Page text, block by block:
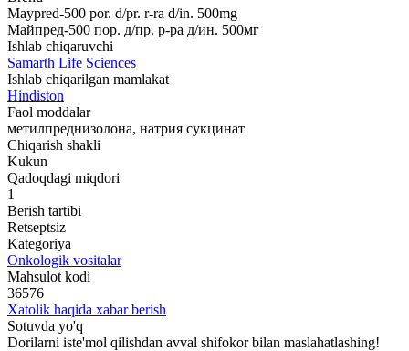
Maypred-500 por. d/pr. r-ra d/in. 500mg
Майпред-500 пор. д/пр. р-ра д/ин. 500мг
Ishlab chiqaruvchi
Samarth Life Sciences
Ishlab chiqarilgan mamlakat
Hindiston
Faol moddalar
метилпреднизолона, натрия сукцинат
Chiqarish shakli
Kukun
Qadoqdagi miqdori
1
Berish tartibi
Retseptsiz
Kategoriya
Onkologik vositalar
Mahsulot kodi
36576
Xatolik haqida xabar berish
Sotuvda yo'q
Dorilarni iste'mol qilishdan avval shifokor bilan maslahatlashing!